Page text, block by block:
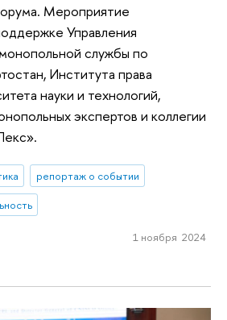
Мероприятие
Управления
службы по
Института права
науки и технологий,
экспертов и коллегии
репортаж о событии
1 ноября 2024